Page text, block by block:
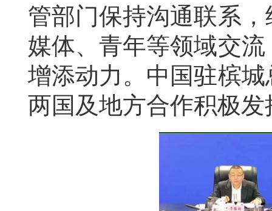
管部门保持沟通联系
媒体、青年等领域交
增添动力。中国驻槟
两国及地方合作积极